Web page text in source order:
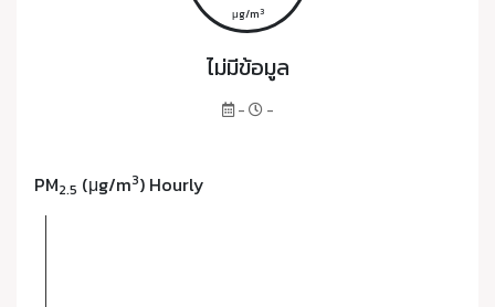
μg/m3
ไม่มีข้อมูล
- -
PM2.5 (μg/m3) Hourly